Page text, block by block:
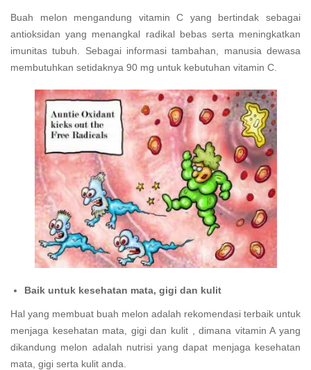
Buah melon mengandung vitamin C yang bertindak sebagai
antioksidan yang menangkal radikal bebas serta meningkatkan
imunitas tubuh. Sebagai informasi tambahan, manusia dewasa
membutuhkan setidaknya 90 mg untuk kebutuhan vitamin C.
Baik untuk kesehatan mata, gigi dan kulit
Hal yang membuat buah melon adalah rekomendasi terbaik untuk
menjaga kesehatan mata, gigi dan kulit , dimana vitamin A yang
dikandung melon adalah nutrisi yang dapat menjaga kesehatan
mata, gigi serta kulit anda.